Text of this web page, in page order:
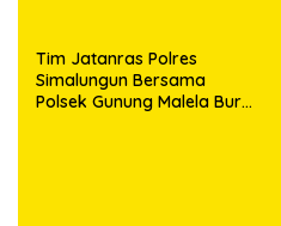
Tim Jatanras Polres
Simalungun Bersama
Polsek Gunung Malela Buru